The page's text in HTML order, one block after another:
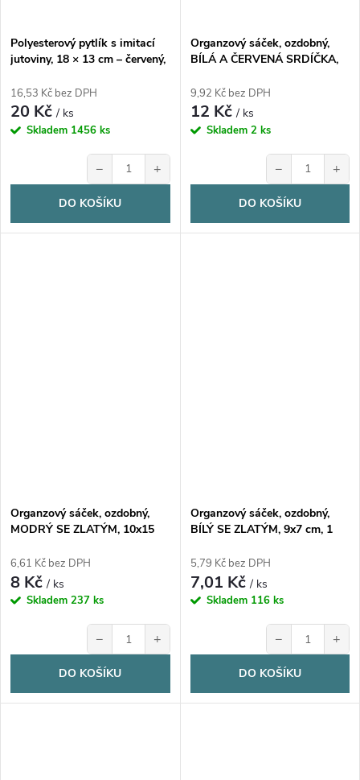
Polyesterový pytlík s imitací
jutoviny, 18 × 13 cm – červený,
16,53 Kč bez DPH
20 Kč/ ks
Skladem 1456 ks
− +
DO KOŠÍKU
Organzový sáček, ozdobný,
BÍLÁ A ČERVENÁ SRDÍČKA,
9,92 Kč bez DPH
12 Kč/ ks
Skladem 2 ks
− +
DO KOŠÍKU
Organzový sáček, ozdobný,
MODRÝ SE ZLATÝM, 10x15
6,61 Kč bez DPH
8 Kč/ ks
Skladem 237 ks
− +
DO KOŠÍKU
Organzový sáček, ozdobný,
BÍLÝ SE ZLATÝM, 9x7 cm, 1
5,79 Kč bez DPH
7,01 Kč/ ks
Skladem 116 ks
− +
DO KOŠÍKU